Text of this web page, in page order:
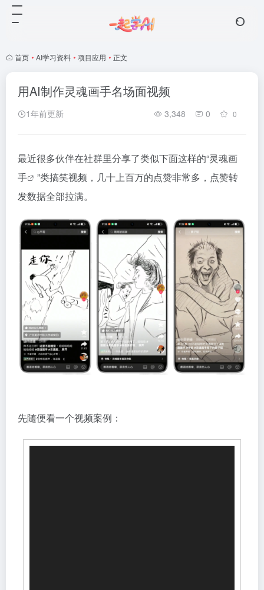
首页 • AI学习资料 • 项目应用 • 正文
用AI制作灵魂画手名场面视频
1年前更新 3,348 0 0
最近很多伙伴在社群里分享了类似下面这样的“灵魂画
手
”类搞笑视频，几十上百万的点赞非常多，点赞转
发数据全部拉满。
先随便看一个视频案例：